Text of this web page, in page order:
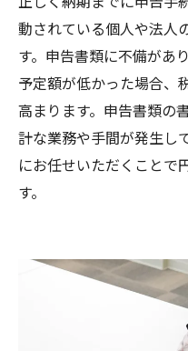
動されている個人や法人
す。申告書類に不備があ
予定額が低かった場合、
高まります。申告書類の
計な業務や手間が発生し
にお任せいただくことで
す。